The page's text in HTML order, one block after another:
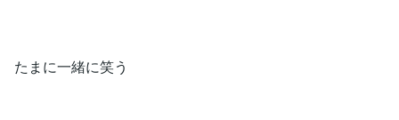
たまに一緒に笑う